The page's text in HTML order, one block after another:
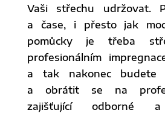
Vaši střechu udržovat.
a čase, i přesto jak
pomůcky je třeba
profesionálním
a tak nakonec budete
a obrátit se na
zajišťující odborné a